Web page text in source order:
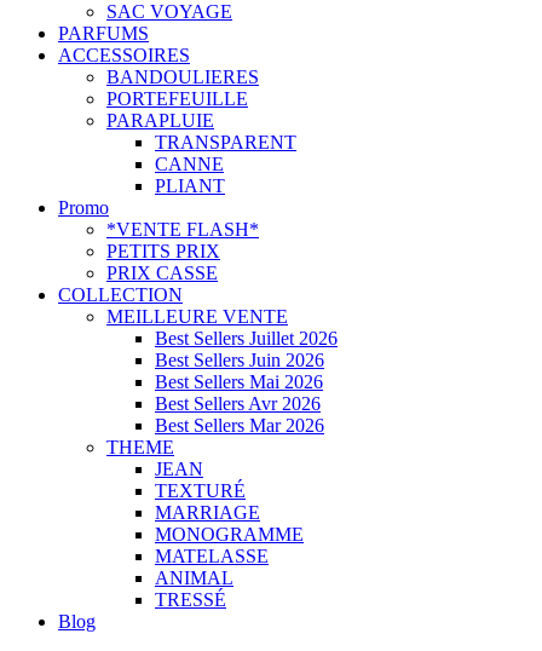
SAC VOYAGE
PARFUMS
ACCESSOIRES
BANDOULIERES
PORTEFEUILLE
PARAPLUIE
TRANSPARENT
CANNE
PLIANT
Promo
*VENTE FLASH*
PETITS PRIX
PRIX CASSE
COLLECTION
MEILLEURE VENTE
Best Sellers Juillet 2026
Best Sellers Juin 2026
Best Sellers Mai 2026
Best Sellers Avr 2026
Best Sellers Mar 2026
THEME
JEAN
TEXTURÉ
MARRIAGE
MONOGRAMME
MATELASSE
ANIMAL
TRESSÉ
Blog